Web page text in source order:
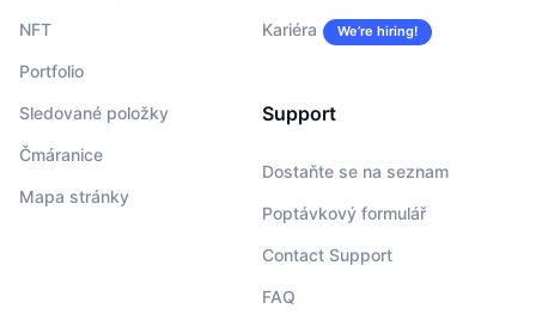
NFT
Portfolio
Sledované položky
Čmáranice
Mapa stránky
Kariéra We’re hiring!
Support
Dostaňte se na seznam
Poptávkový formulář
Contact Support
FAQ